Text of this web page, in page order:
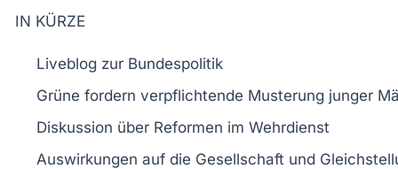
IN KÜRZE
Liveblog zur Bundespolitik
Grüne fordern verpflichtende Musterung junger
Diskussion über Reformen im Wehrdienst
Auswirkungen auf die Gesellschaft und